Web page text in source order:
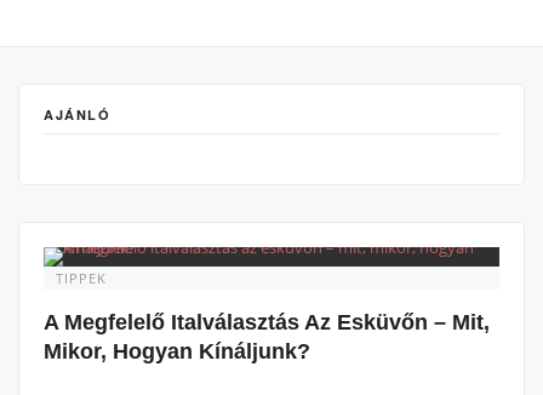
AJÁNLÓ
TIPPEK
A Megfelelő Italválasztás Az Esküvőn – Mit,
Mikor, Hogyan Kínáljunk?